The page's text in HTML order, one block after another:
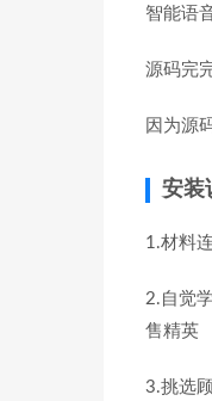
智能语
源码完
因为源
安装
1.材料
2.自觉
售精英
3.挑选